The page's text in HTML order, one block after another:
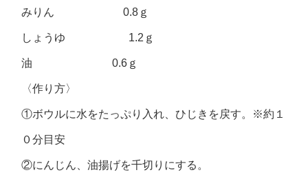
みりん 0.8ｇ
しょうゆ 1.2ｇ
油 0.6ｇ
〈作り方〉
①ボウルに水をたっぷり入れ、ひじきを戻す。※約１
０分目安
②にんじん、油揚げを千切りにする。